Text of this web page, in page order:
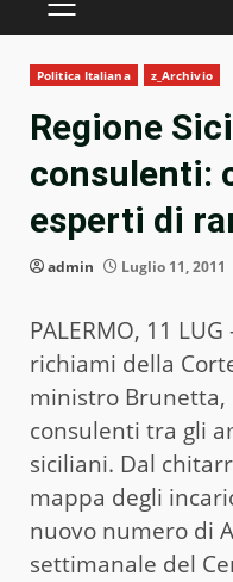
PRIMARY
Politica Italiana z_Archivio
Regione
consulenti:
esperti di
admin Luglio 11, 2011
PALERMO, 11
richiami della
ministro Brunetta,
consulenti tra gli
siciliani. Dal
mappa degli
nuovo numero di
settimanale del